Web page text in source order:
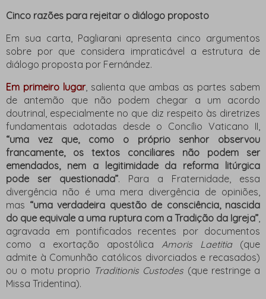
Cinco razões para rejeitar o diálogo proposto
Em sua carta, Pagliarani apresenta cinco argumentos
sobre por que considera impraticável a estrutura de
diálogo proposta por Fernández.
Em primeiro lugar, salienta que ambas as partes sabem
de antemão que não podem chegar a um acordo
doutrinal, especialmente no que diz respeito às diretrizes
fundamentais adotadas desde o Concílio Vaticano II,
“uma vez que, como o próprio senhor observou
francamente, os textos conciliares não podem ser
emendados, nem a legitimidade da reforma litúrgica
pode ser questionada”. Para a Fraternidade, essa
divergência não é uma mera divergência de opiniões,
mas “uma verdadeira questão de consciência, nascida
do que equivale a uma ruptura com a Tradição da Igreja”
agravada em pontificados recentes por documentos
como a exortação apostólica Amoris Laetitia(que
admite à Comunhão católicos divorciados e recasados)
ou o motu proprio Traditionis Custodes (que restringe a
Missa Tridentina).